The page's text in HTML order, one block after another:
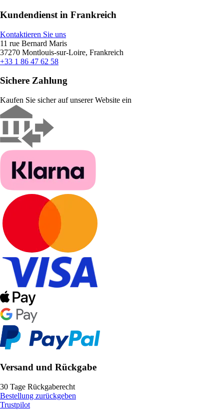
Kundendienst in Frankreich
Kontaktieren Sie uns
11 rue Bernard Maris
37270 Montlouis-sur-Loire, Frankreich
+33 1 86 47 62 58
Sichere Zahlung
Kaufen Sie sicher auf unserer Website ein
Versand und Rückgabe
30 Tage Rückgaberecht
Bestellung zurückgeben
Trustpilot